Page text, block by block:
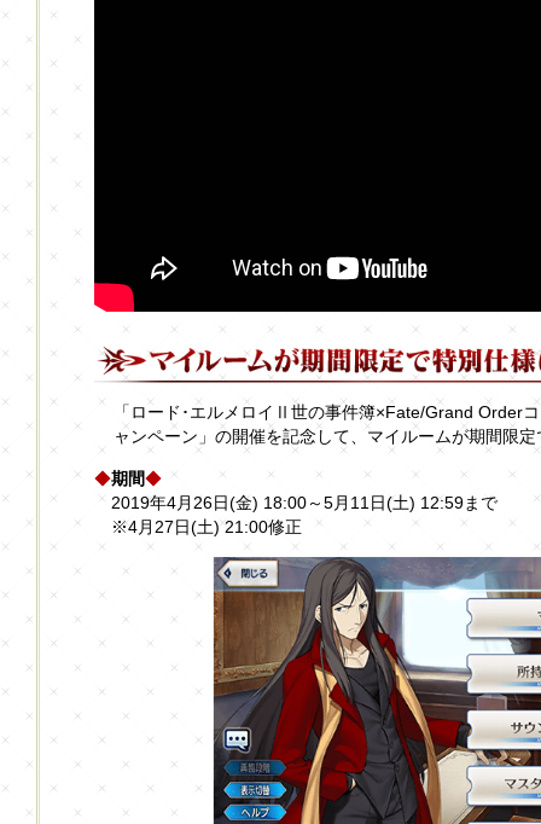
「ロード･エルメロイⅡ世の事件簿×Fate/Grand Order
ャンペーン」の開催を記念して、マイルームが期間限
◆期間◆
2019年4月26日(金) 18:00～5月11日(土) 12:59まで
※4月27日(土) 21:00修正